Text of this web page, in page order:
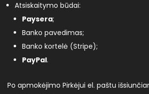
Atsiskaitymo būdai:
Paysera;
Banko pavedimas;
Banko kortelė (Stripe);
PayPal.
Po apmokėjimo Pirkėjui el. paštu